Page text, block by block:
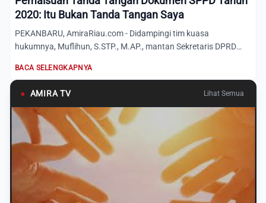
2020: Itu Bukan Tanda Tangan Saya
PEKANBARU, AmiraRiau.com - Didampingi tim kuasa
hukumnya, Muflihun, S.STP., M.AP., mantan Sekretaris DPRD
BACA SELENGKAPNYA
● AMIRA TV Lihat Semua